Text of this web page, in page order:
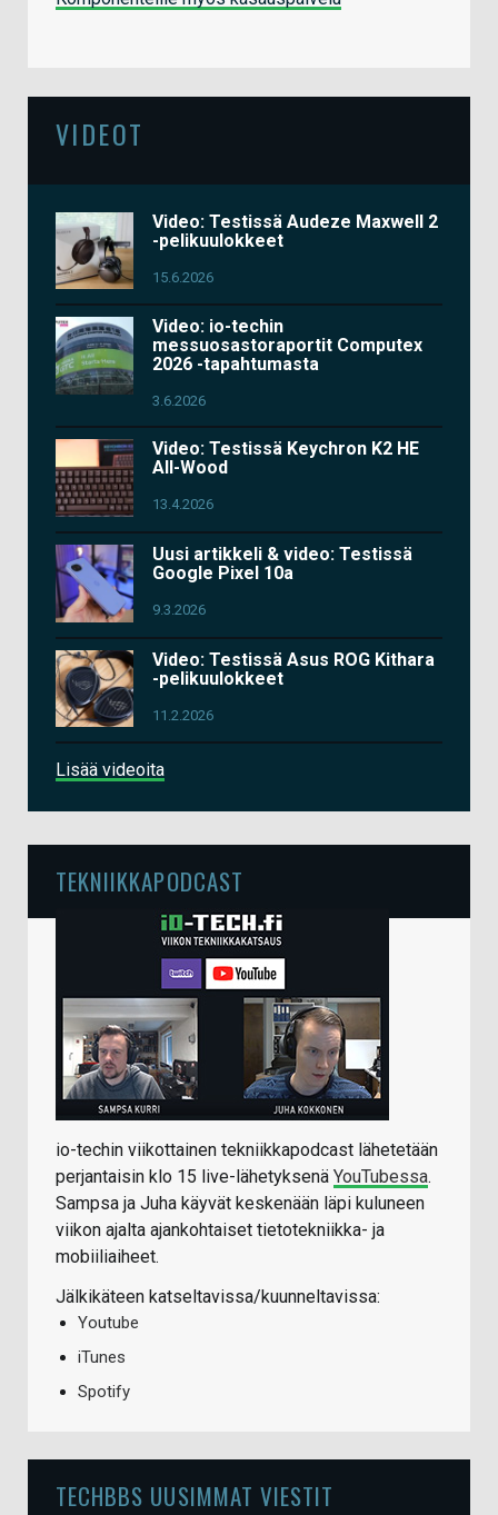
VIDEOT
Video: Testissä Audeze Maxwell 2
-pelikuulokkeet
15.6.2026
Video: io-techin
messuosastoraportit Computex
2026 -tapahtumasta
3.6.2026
Video: Testissä Keychron K2 HE
All-Wood
13.4.2026
Uusi artikkeli & video: Testissä
Google Pixel 10a
9.3.2026
Video: Testissä Asus ROG Kithara
-pelikuulokkeet
11.2.2026
Lisää videoita
TEKNIIKKAPODCAST
io-techin viikottainen tekniikkapodcast lähetetään
perjantaisin klo 15 live-lähetyksenä YouTubessa.
Sampsa ja Juha käyvät keskenään läpi kuluneen
viikon ajalta ajankohtaiset tietotekniikka- ja
mobiiliaiheet.
Jälkikäteen katseltavissa/kuunneltavissa:
Youtube
iTunes
Spotify
TECHBBS UUSIMMAT VIESTIT